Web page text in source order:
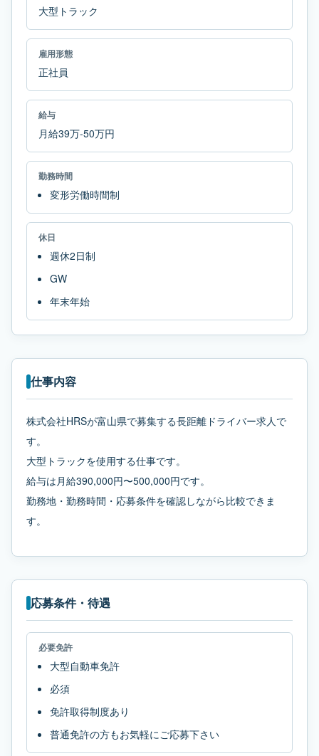
大型トラック
雇用形態
正社員
給与
月給39万-50万円
勤務時間
変形労働時間制
休日
週休2日制
GW
年末年始
仕事内容
株式会社HRSが富山県で募集する長距離ドライバー求人で
す。
大型トラックを使用する仕事です。
給与は月給390,000円〜500,000円です。
勤務地・勤務時間・応募条件を確認しながら比較できま
す。
応募条件・待遇
必要免許
大型自動車免許
必須
免許取得制度あり
普通免許の方もお気軽にご応募下さい